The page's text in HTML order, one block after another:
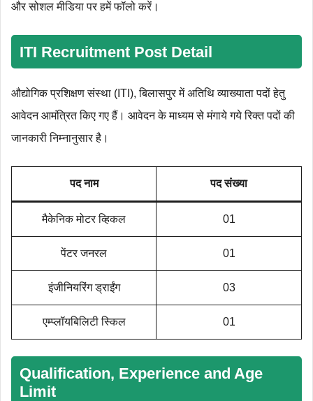
और सोशल मीडिया पर हमें फॉलो करें।
ITI Recruitment Post Detail
औद्योगिक प्रशिक्षण संस्था (ITI), बिलासपुर में अतिथि व्याख्याता पदों हेतु
आवेदन आमंत्रित किए गए हैं। आवेदन के माध्यम से मंगाये गये रिक्त पदों की
जानकारी निम्नानुसार है।
पद नाम पद संख्या
मैकेनिक मोटर व्हिकल 01
पेंटर जनरल 01
इंजीनियरिंग ड्राईंग 03
एम्प्लॉयबिलिटी स्किल 01
Qualification, Experience and Age
Limit